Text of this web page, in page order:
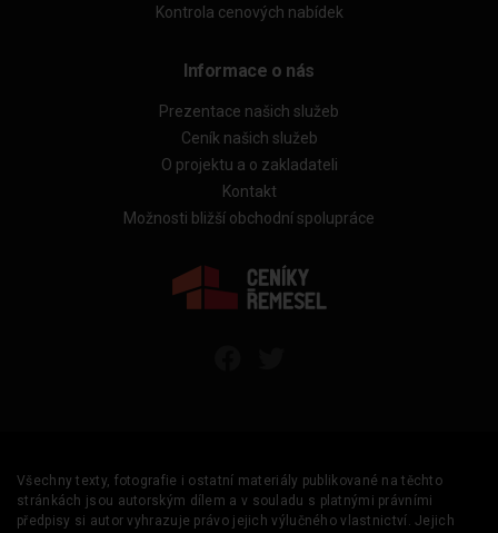
Kontrola cenových nabídek
Informace o nás
Prezentace našich služeb
Ceník našich služeb
O projektu a o zakladateli
Kontakt
Možnosti bližší obchodní spolupráce
Všechny texty, fotografie i ostatní materiály publikované na těchto
stránkách jsou autorským dílem a v souladu s platnými právními
předpisy si autor vyhrazuje právo jejich výlučného vlastnictví. Jejich